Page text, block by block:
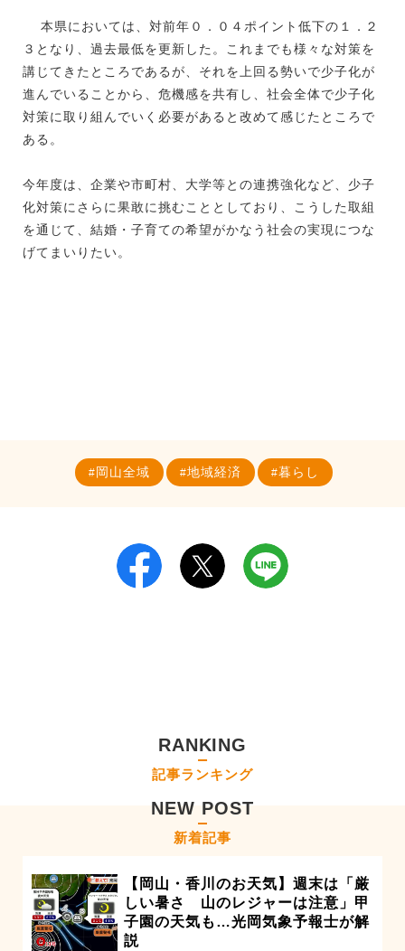
本県においては、対前年０．０４ポイント低下の１．２
３となり、過去最低を更新した。これまでも様々な対策を
講じてきたところであるが、それを上回る勢いで少子化が
進んでいることから、危機感を共有し、社会全体で少子化
対策に取り組んでいく必要があると改めて感じたところで
ある。
今年度は、企業や市町村、大学等との連携強化など、少子
化対策にさらに果敢に挑むこととしており、こうした取組
を通じて、結婚・子育ての希望がかなう社会の実現につな
げてまいりたい。
岡山全域 地域経済 暮らし
RANKING
記事ランキング
NEW POST
新着記事
【岡山・香川のお天気】週末は「厳
しい暑さ 山のレジャーは注意」甲
子園の天気も…光岡気象予報士が解
説